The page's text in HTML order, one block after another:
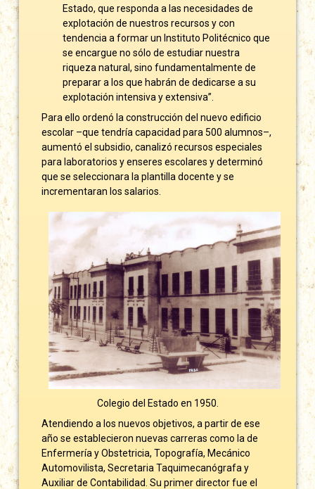
Estado, que responda a las necesidades de
explotación de nuestros recursos y con
tendencia a formar un Instituto Politécnico que
se encargue no sólo de estudiar nuestra
riqueza natural, sino fundamentalmente de
preparar a los que habrán de dedicarse a su
explotación intensiva y extensiva”.
Para ello ordenó la construcción del nuevo edificio
escolar –que tendría capacidad para 500 alumnos–,
aumentó el subsidio, canalizó recursos especiales
para laboratorios y enseres escolares y determinó
que se seleccionara la plantilla docente y se
incrementaran los salarios.
Colegio del Estado en 1950.
Atendiendo a los nuevos objetivos, a partir de ese
año se establecieron nuevas carreras como la de
Enfermería y Obstetricia, Topografía, Mecánico
Automovilista, Secretaria Taquimecanógrafa y
Auxiliar de Contabilidad. Su primer director fue el